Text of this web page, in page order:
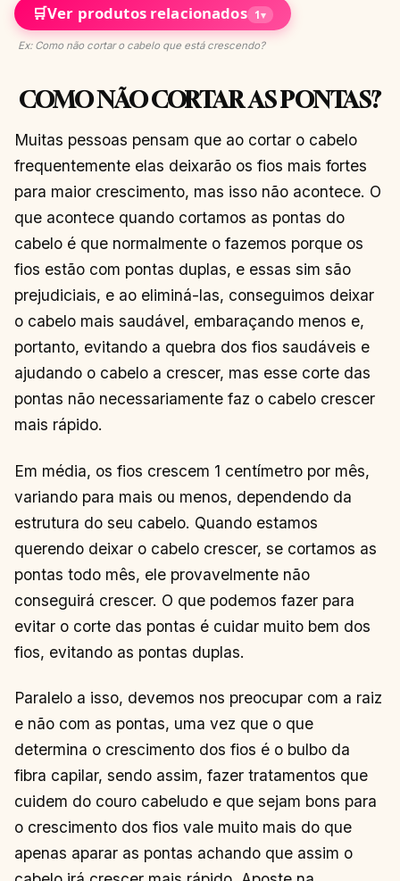
🛒Ver produtos relacionados 1▾
Ex: Como não cortar o cabelo que está crescendo?
COMO NÃO CORTAR AS PONTAS?
Muitas pessoas pensam que ao cortar o cabelo
frequentemente elas deixarão os fios mais fortes
para maior crescimento, mas isso não acontece. O
que acontece quando cortamos as pontas do
cabelo é que normalmente o fazemos porque os
fios estão com pontas duplas, e essas sim são
prejudiciais, e ao eliminá-las, conseguimos deixar
o cabelo mais saudável, embaraçando menos e,
portanto, evitando a quebra dos fios saudáveis e
ajudando o cabelo a crescer, mas esse corte das
pontas não necessariamente faz o cabelo crescer
mais rápido.
Em média, os fios crescem 1 centímetro por mês,
variando para mais ou menos, dependendo da
estrutura do seu cabelo. Quando estamos
querendo deixar o cabelo crescer, se cortamos as
pontas todo mês, ele provavelmente não
conseguirá crescer. O que podemos fazer para
evitar o corte das pontas é cuidar muito bem dos
fios, evitando as pontas duplas.
Paralelo a isso, devemos nos preocupar com a raiz
e não com as pontas, uma vez que o que
determina o crescimento dos fios é o bulbo da
fibra capilar, sendo assim, fazer tratamentos que
cuidem do couro cabeludo e que sejam bons para
o crescimento dos fios vale muito mais do que
apenas aparar as pontas achando que assim o